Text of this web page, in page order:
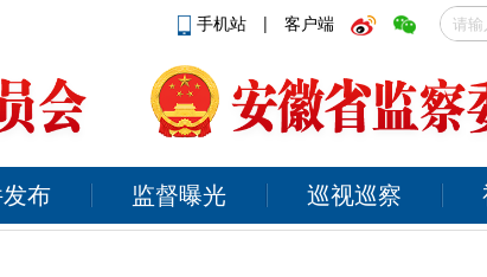
手机站 | 客户端
布 监督曝光 巡视巡察